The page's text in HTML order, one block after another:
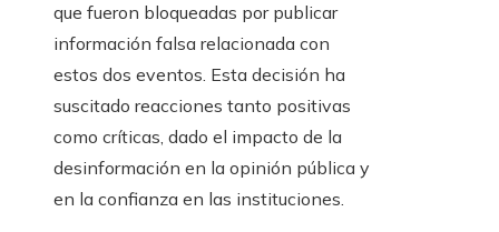
que fueron bloqueadas por publicar
información falsa relacionada con
estos dos eventos. Esta decisión ha
suscitado reacciones tanto positivas
como críticas, dado el impacto de la
desinformación en la opinión pública y
en la confianza en las instituciones.